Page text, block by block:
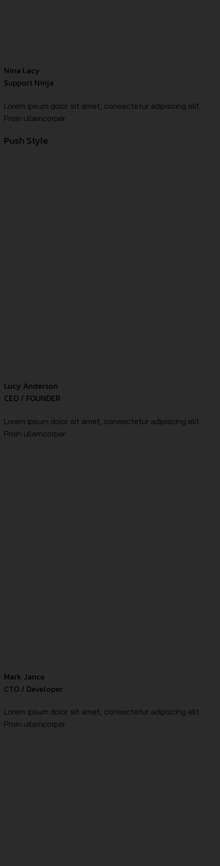
Nina Lacy
Support Ninja
Lorem ipsum dolor sit amet, consectetur adipiscing elit.
Proin ullamcorper
Push Style
Lucy Anderson
CEO / FOUNDER
Lorem ipsum dolor sit amet, consectetur adipiscing elit.
Proin ullamcorper
Mark Jance
CTO / Developer
Lorem ipsum dolor sit amet, consectetur adipiscing elit.
Proin ullamcorper